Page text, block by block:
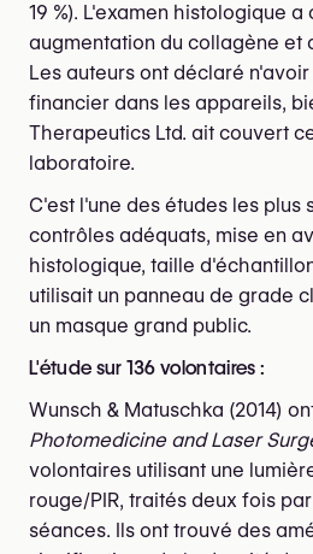
19 %). L'examen histologique a
augmentation du collagène et
Les auteurs ont déclaré
financier dans les appareils,
Therapeutics Ltd. ait couvert
laboratoire.
C'est l'une des études les
contrôles adéquats, mise en
histologique, taille
utilisait un panneau de grade
un masque grand public.
L'étude sur 136 volontaires :
Wunsch & Matuschka (2014)
Photomedicine and Laser
volontaires utilisant une
rouge/PIR, traités deux fois
séances. Ils ont trouvé des